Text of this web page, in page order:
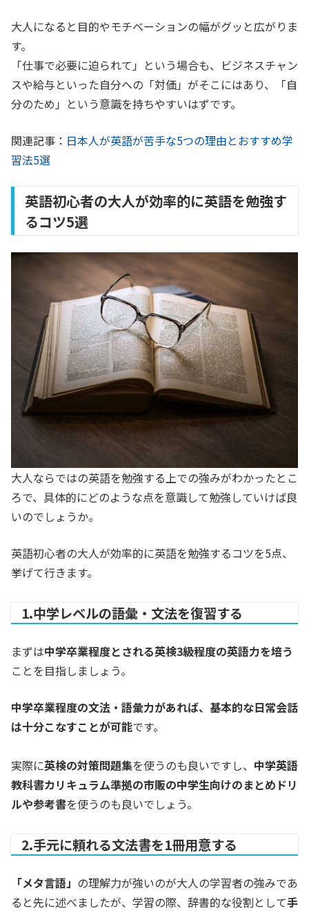
大人になると目的やモチベーションの幅がグッと広がりま
す。
「仕事で必要に迫られて」という場合も、ビジネスチャン
スや給与といった自分への「対価」がそこにはあり、「自
分のため」という意識を持ちやすいはずです。
関連記事： 日本人が英語が苦手な5つの理由とおすすめ学
習法5選
英語初心者の大人が効率的に英語を勉強す
るコツ5選
大人ならではの英語を勉強する上での強みがわかったとこ
ろで、具体的にどのような点を意識して勉強していけば良
いのでしょうか。
英語初心者の大人が効率的に英語を勉強するコツを5点、
挙げて行きます。
1.中学レベルの語彙・文法を復習する
まずは中学卒業程度とされる英検3級程度の英語力を培う
ことを目指しましょう。
中学卒業程度の文法・語彙力があれば、基本的な日常会話
は十分こなすことが可能です。
実際に英検の対策問題集を使うのも良いですし、 中学英語
教科書カリキュラム準拠の市販の中学生向けのまとめドリ
ルや参考書を使うのも良いでしょう。
2.手元に頼れる文法書を1冊用意する
「メタ言語」 の理解力が強いのが大人の学習者の強みであ
ると先に述べましたが、学習の際、辞書的な役割として手